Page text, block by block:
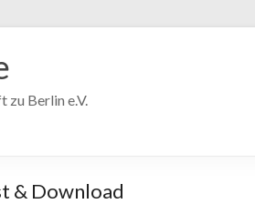
zu Berlin e.V.
& Download